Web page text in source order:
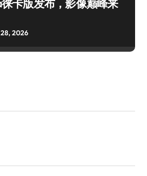
卡版发布，影像巅峰来
2026